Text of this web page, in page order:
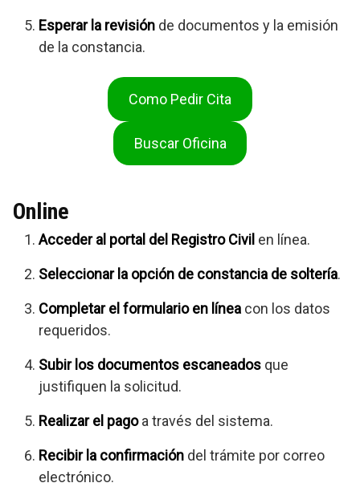
Esperar la revisión de documentos y la emisión
de la constancia.
Como Pedir Cita
Buscar Oficina
Online
Acceder al portal del Registro Civil en línea.
Seleccionar la opción de constancia de soltería.
Completar el formulario en línea con los datos
requeridos.
Subir los documentos escaneados que
justifiquen la solicitud.
Realizar el pagoa través del sistema.
Recibir la confirmación del trámite por correo
electrónico.